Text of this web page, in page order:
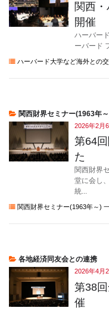
関西
開催
ハーバー
ーバード
ハーバード大学など海外との
関西財界セミナー(1963年
2026年2月
第64
た
関西財界
堂に会し
統...
関西財界セミナー(1963年～)
各地経済同友会との連携
2026年4月
第38
催